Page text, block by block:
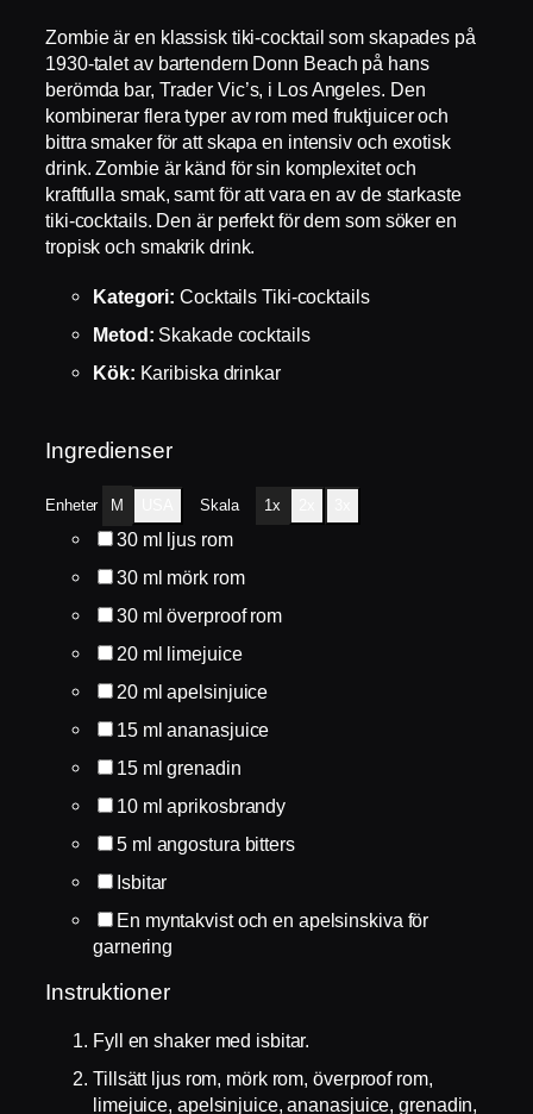
Zombie är en klassisk tiki-cocktail som skapades på
1930-talet av bartendern Donn Beach på hans
berömda bar, Trader Vic’s, i Los Angeles. Den
kombinerar flera typer av rom med fruktjuicer och
bittra smaker för att skapa en intensiv och exotisk
drink. Zombie är känd för sin komplexitet och
kraftfulla smak, samt för att vara en av de starkaste
tiki-cocktails. Den är perfekt för dem som söker en
tropisk och smakrik drink.
Kategori: Cocktails Tiki-cocktails
Metod: Skakade cocktails
Kök: Karibiska drinkar
Ingredienser
Enheter M Skala 1x
30 ml ljus rom
30 ml mörk rom
30 ml överproof rom
20 ml limejuice
20 ml apelsinjuice
15 ml ananasjuice
15 ml grenadin
10 ml aprikosbrandy
5 ml angostura bitters
Isbitar
En myntakvist och en apelsinskiva för
garnering
Instruktioner
Fyll en shaker med isbitar.
Tillsätt ljus rom, mörk rom, överproof rom,
limejuice, apelsinjuice, ananasjuice, grenadin,